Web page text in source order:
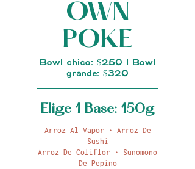
OWN
POKE
Bowl chico: $250 | Bowl
grande: $320
Elige 1 Base: 150g
Arroz Al Vapor • Arroz De
Sushi
Arroz De Coliflor • Sunomono
De Pepino